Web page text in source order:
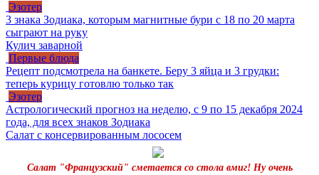
Эзотер
3 знака Зодиака, которым магнитные бури с 18 по 20 марта
сыграют на руку
Кулич заварной
Первые блюда
Рецепт подсмотрела на банкете. Беру 3 яйца и 3 грудки:
теперь курицу готовлю только так
Эзотер
Астрологический прогноз на неделю, с 9 по 15 декабря 2024
года, для всех знаков Зодиака
Салат с консервированным лососем
Салат "Французский" сметается со стола вмиг! Ну очень